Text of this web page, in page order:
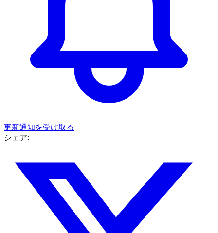
更新通知を受け取る
シェア: